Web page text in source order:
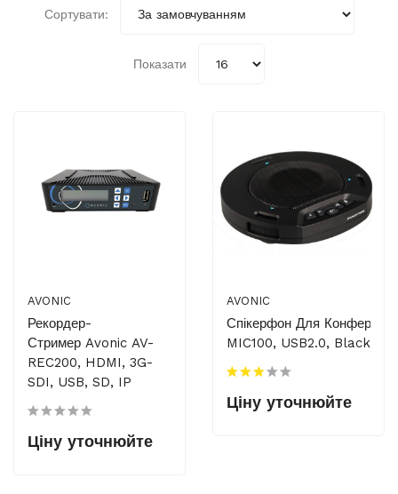
Сортувати:
Показати
AVONIC
Рекордер-
Стример Avonic AV-
REC200, HDMI, 3G-
SDI, USB, SD, IP
Ціну уточнюйте
AVONIC
Спікерфон Для
MIC100, USB2.0, Black
Ціну уточнюйте